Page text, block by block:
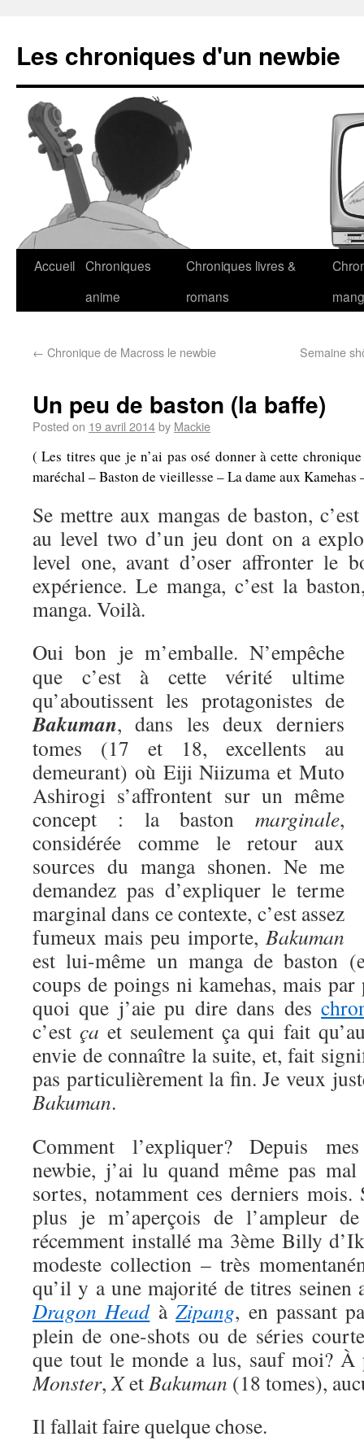
Les chroniques d'un newbie
Accueil Chroniques
anime
Chroniques livres &
romans
← Chronique de Macross le newbie Semaine
Un peu de baston (la baffe)
Posted on 19 avril 2014by Mackie
( Les titres que je n’ai pas osé donner à cette
maréchal – Baston de vieillesse – La dame aux
Se mettre aux mangas de baston,
au level two d’un jeu dont on a
level one, avant d’oser affronter le
expérience. Le manga, c’est la
manga. Voilà.
Oui bon je m’emballe. N’empêche
que c’est à cette vérité ultime
qu’aboutissent les protagonistes de
Bakuman, dans les deux derniers
tomes (17 et 18, excellents au
demeurant) où Eiji Niizuma et Muto
Ashirogi s’affrontent sur un même
concept : la baston marginale,
considérée comme le retour aux
sources du manga shonen. Ne me
demandez pas d’expliquer le terme
marginal dans ce contexte, c’est assez
fumeux mais peu importe, Bakuman
est lui-même un manga de baston
coups de poings ni kamehas, mais
quoi que j’aie pu dire dans des
c’estça et seulement ça qui fait
envie de connaître la suite, et, fait
pas particulièrement la fin. Je veux
Bakuman.
Comment l’expliquer? Depuis
newbie, j’ai lu quand même pas
sortes, notamment ces derniers
plus je m’aperçois de l’ampleur
récemment installé ma 3ème Billy
modeste collection – très
qu’il y a une majorité de titres seinen
Dragon HeadàZipang, en passant
plein de one-shots ou de séries
que tout le monde a lus, sauf moi?
Monster,XetBakuman (18 tomes),
Il fallait faire quelque chose.